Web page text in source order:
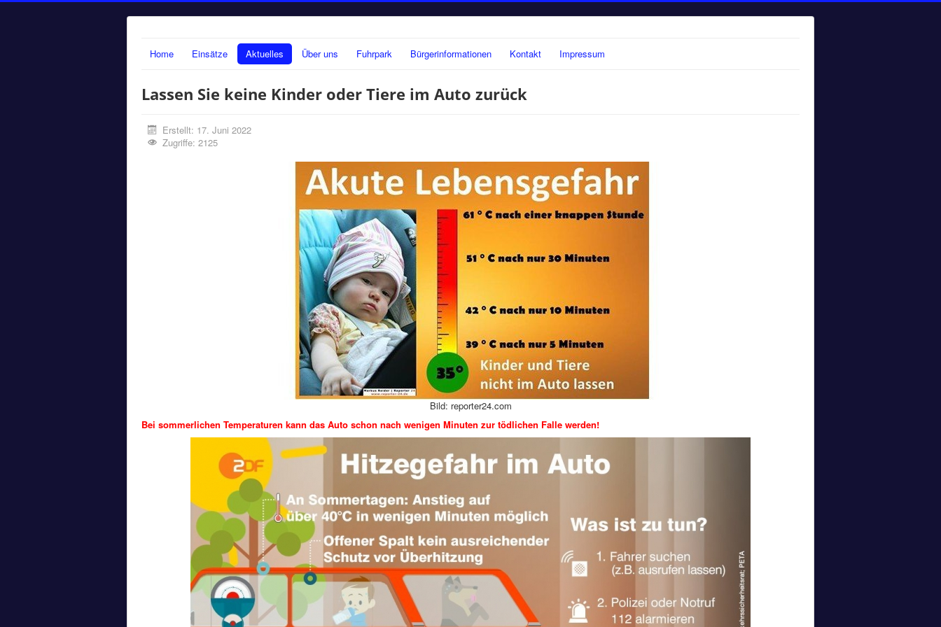
Home Einsätze Aktuelles Über uns Fuhrpark Bürgerinformationen Kontakt Impressum
Lassen Sie keine Kinder oder Tiere im Auto zurück
Erstellt: 17. Juni 2022
Zugriffe: 2125
Bild: reporter24.com
Bei sommerlichen Temperaturen kann das Auto schon nach wenigen Minuten zur tödlichen Falle werden!